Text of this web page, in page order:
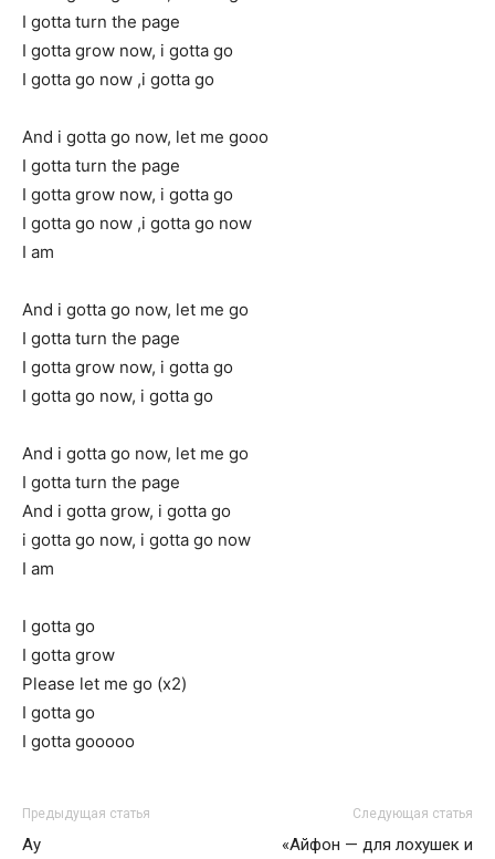
I gotta turn the page
I gotta grow now, i gotta go
I gotta go now ,i gotta go
And i gotta go now, let me gooo
I gotta turn the page
I gotta grow now, i gotta go
I gotta go now ,i gotta go now
I am
And i gotta go now, let me go
I gotta turn the page
I gotta grow now, i gotta go
I gotta go now, i gotta go
And i gotta go now, let me go
I gotta turn the page
And i gotta grow, i gotta go
i gotta go now, i gotta go now
I am
I gotta go
I gotta grow
Please let me go (x2)
I gotta go
I gotta gooooo
Предыдущая статья
Ау
Следующая статья
«Айфон — для лохушек и